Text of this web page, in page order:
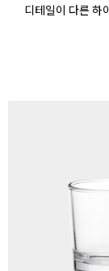
디테일이 다른 하